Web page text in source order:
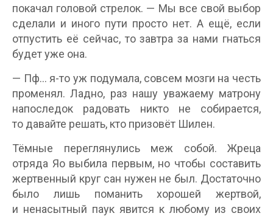
покачал головой стрелок. — Мы все свой выбор
сделали и иного пути просто нет. А ещё, если
отпустить её сейчас, то завтра за нами гнаться
будет уже она.
— Пф… я-то уж подумала, совсем мозги на честь
променял. Ладно, раз нашу уважаему матрону
напоследок радовать никто не собирается,
то давайте решать, кто призовёт Шилен.
Тёмные переглянулись меж собой. Жреца
отряда Яо выбила первым, но чтобы составить
жертвенный круг сан нужен не был. Достаточно
было лишь поманить хорошей жертвой,
и ненасытный паук явится к любому из своих